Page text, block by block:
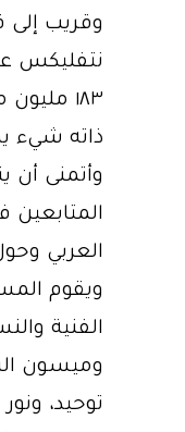
وقريب إلى
نتفليكس
١٨٣
ذاته شيء
وأتمنى
العربي
ويقوم
الفنية
وميسون
توحيد،